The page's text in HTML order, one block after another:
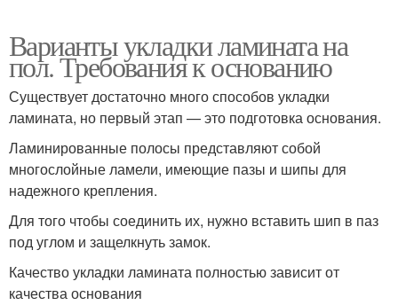
Варианты укладки ламината на
пол. Требования к основанию
Существует достаточно много способов укладки
ламината, но первый этап — это подготовка основания.
Ламинированные полосы представляют собой
многослойные ламели, имеющие пазы и шипы для
надежного крепления.
Для того чтобы соединить их, нужно вставить шип в паз
под углом и защелкнуть замок.
Качество укладки ламината полностью зависит от
качества основания